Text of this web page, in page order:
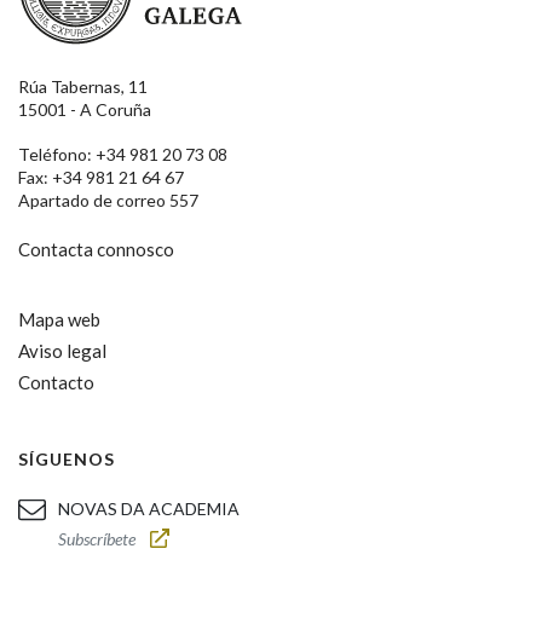
Rúa Tabernas, 11
15001 - A Coruña
Teléfono: +34 981 20 73 08
Fax: +34 981 21 64 67
Apartado de correo 557
Contacta connosco
Mapa web
Aviso legal
Contacto
SÍGUENOS
NOVAS DA ACADEMIA
Subscríbete